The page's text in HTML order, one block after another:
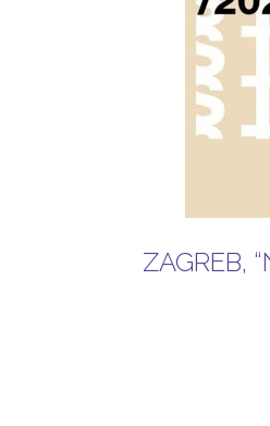
ZAGREB,